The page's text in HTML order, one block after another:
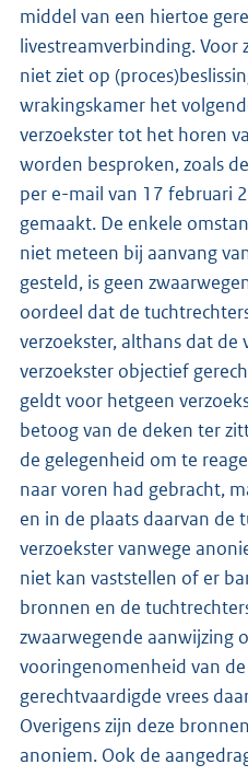
middel van een hiertoe
livestreamverbinding. Voor
niet ziet op
wrakingskamer het
verzoekster tot het horen
worden besproken, zoals
per e-mail van 17 februari
gemaakt. De enkele
niet meteen bij aanvang
gesteld, is geen
oordeel dat de
verzoekster, althans dat de
verzoekster objectief
geldt voor hetgeen
betoog van de deken ter
de gelegenheid om te
naar voren had gebracht,
en in de plaats daarvan de
verzoekster vanwege
niet kan vaststellen of er
bronnen en de
zwaarwegende aanwijzing
vooringenomenheid van
gerechtvaardigde vrees
Overigens zijn deze
anoniem. Ook de